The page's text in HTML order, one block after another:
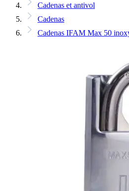
Cadenas et antivol
Cadenas
Cadenas IFAM Max 50